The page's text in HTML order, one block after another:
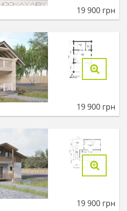
19 900 грн
19 900 грн
19 900 грн